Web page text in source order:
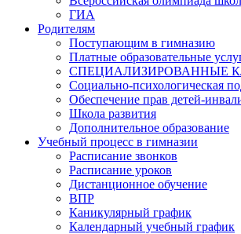
ГИА
Родителям
Поступающим в гимназию
Платные образовательные
СПЕЦИАЛИЗИРОВАННЫЕ
Социально-психологическая
Обеспечение прав детей-
Школа развития
Дополнительное образование
Учебный процесс в гимназии
Расписание звонков
Расписание уроков
Дистанционное обучение
ВПР
Каникулярный график
Календарный учебный график